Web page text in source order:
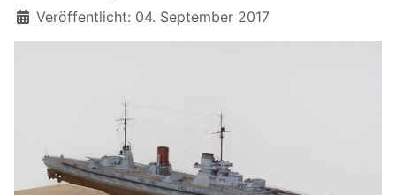
Details
Veröffentlicht: 04. September 2017